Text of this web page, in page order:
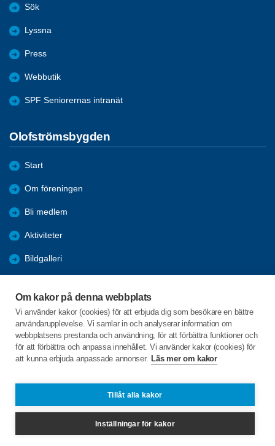
Om kakor på denna webbplats
Vi använder kakor (cookies) för att erbjuda dig som besökare en bättre
användarupplevelse. Vi samlar in och analyserar information om
webbplatsens prestanda och användning, för att förbättra funktioner och
för att förbättra och anpassa innehållet. Vi använder kakor (cookies) för
att kunna erbjuda anpassade annonser. Läs mer om kakor
Tillåt alla kakor
Inställningar för kakor
Sök
Lyssna
Press
Webbutik
SPF Seniorernas intranät
Olofströmsbygden
Start
Om föreningen
Bli medlem
Aktiviteter
Bildgalleri
Rapporter
Årsmöten
C/o:Ingvar Wramsmyr
olofstromsbygden@spfseniorerna.se